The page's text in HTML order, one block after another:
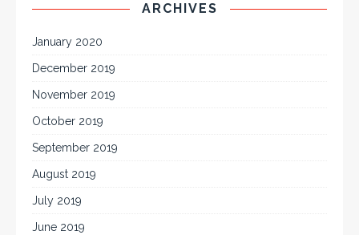
ARCHIVES
January 2020
December 2019
November 2019
October 2019
September 2019
August 2019
July 2019
June 2019